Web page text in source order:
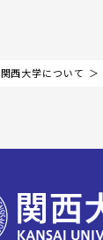
関西大学について